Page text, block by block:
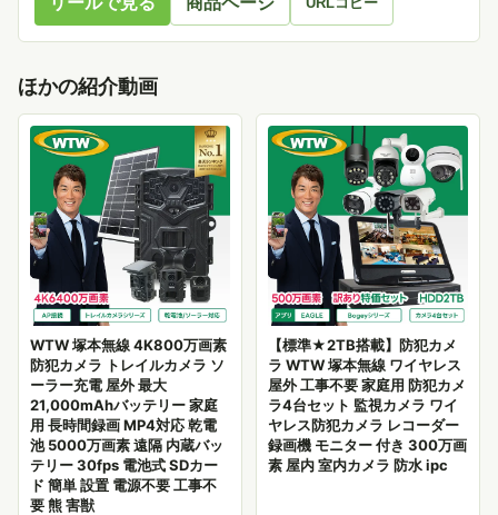
ほかの紹介動画
WTW 塚本無線 4K800万画素
防犯カメラ トレイルカメラ ソ
ーラー充電 屋外 最大
21,000mAhバッテリー 家庭
用 長時間録画 MP4対応 乾電
池 5000万画素 遠隔 内蔵バッ
テリー 30fps 電池式 SDカー
ド 簡単 設置 電源不要 工事不
要 熊 害獣
【標準★2TB搭載】防犯カメ
ラ WTW 塚本無線 ワイヤレス
屋外 工事不要 家庭用 防犯カメ
ラ4台セット 監視カメラ ワイ
ヤレス防犯カメラ レコーダー
録画機 モニター 付き 300万画
素 屋内 室内カメラ 防水 ipc